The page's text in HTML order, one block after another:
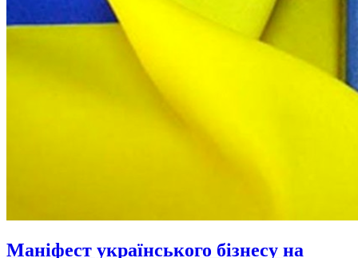
Маніфест українського бізнесу на